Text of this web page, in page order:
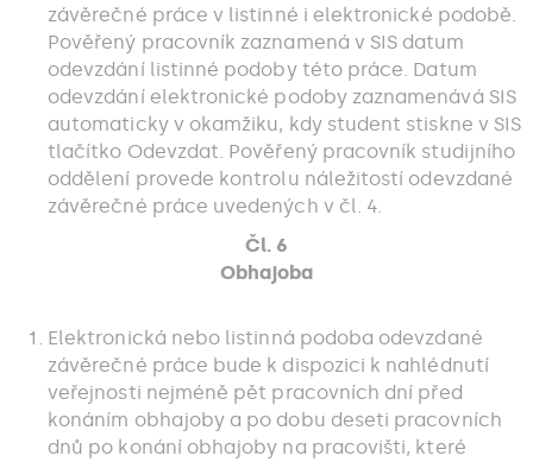
závěrečné práce v listinné i elektronické podobě.
Pověřený pracovník zaznamená v SIS datum
odevzdání listinné podoby této práce. Datum
odevzdání elektronické podoby zaznamenává SIS
automaticky v okamžiku, kdy student stiskne v SIS
tlačítko Odevzdat. Pověřený pracovník studijního
oddělení provede kontrolu náležitostí odevzdané
závěrečné práce uvedených v čl. 4.
Čl. 6
Obhajoba
Elektronická nebo listinná podoba odevzdané
závěrečné práce bude k dispozici k nahlédnutí
veřejnosti nejméně pět pracovních dní před
konáním obhajoby a po dobu deseti pracovních
dnů po konání obhajoby na pracovišti, které